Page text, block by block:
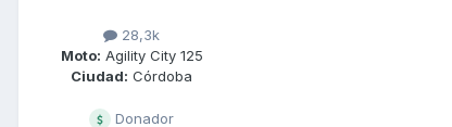
28,3k
Moto: Agility City 125
Ciudad: Córdoba
Donador